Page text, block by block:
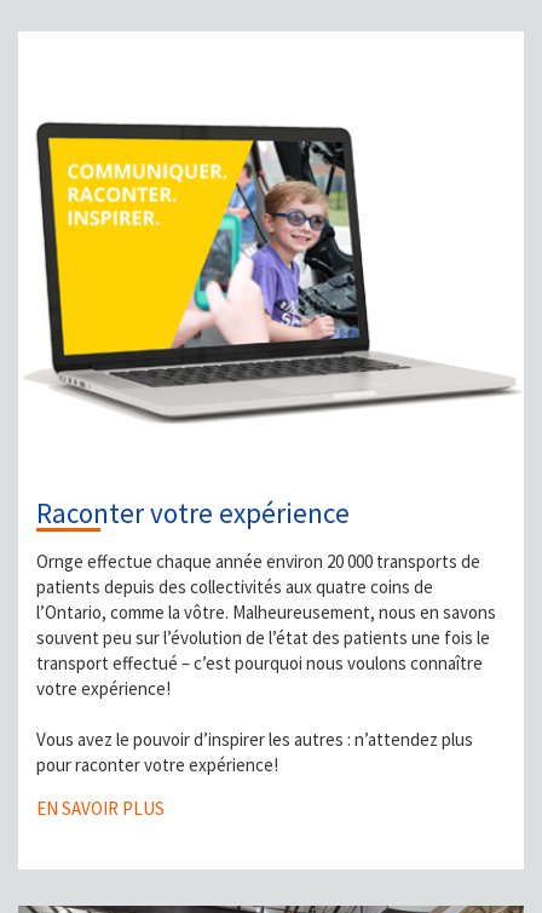
Raconter votre expérience
Ornge effectue chaque année environ 20 000 transports de
patients depuis des collectivités aux quatre coins de
l’Ontario, comme la vôtre. Malheureusement, nous en savons
souvent peu sur l’évolution de l’état des patients une fois le
transport effectué – c’est pourquoi nous voulons connaître
votre expérience!
Vous avez le pouvoir d’inspirer les autres : n’attendez plus
pour raconter votre expérience!
EN SAVOIR PLUS